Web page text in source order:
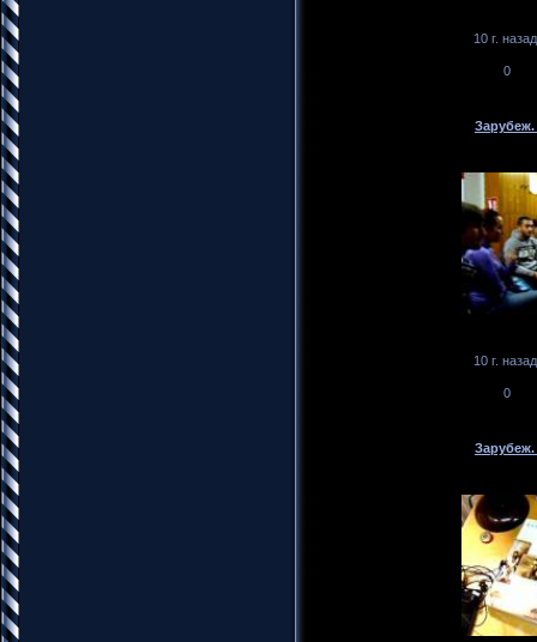
10 г. назад
0
10 г. назад
0